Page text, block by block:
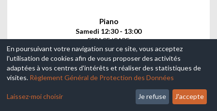
Piano
Samedi 12:30 - 13:00
ESPACE ICARE
ESPACE ICARE
7 à 100 ans
En poursuivant votre navigation sur ce site, vous acceptez
l'utilisation de cookies afin de vous proposer des activités
adaptées à vos centres d'intérêts et réaliser des statistiques de
visites. Règlement Général de Protection des Données
Laissez-moi choisir Je refuse J'accepte